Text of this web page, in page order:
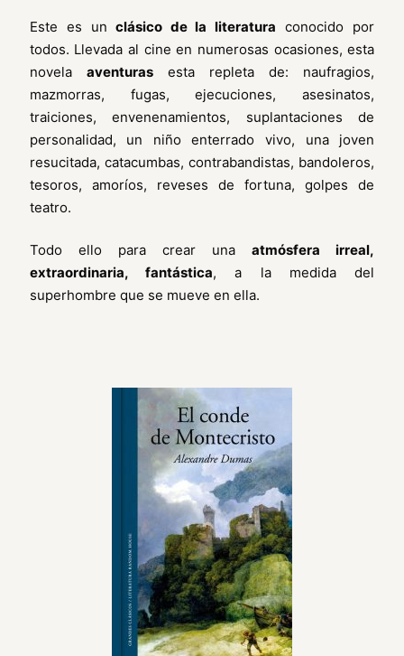
Este es un clásico de la literatura conocido por
todos. Llevada al cine en numerosas ocasiones, esta
novela aventurasesta repleta de: naufragios,
mazmorras, fugas, ejecuciones, asesinatos,
traiciones, envenenamientos, suplantaciones de
personalidad, un niño enterrado vivo, una joven
resucitada, catacumbas, contrabandistas, bandoleros,
tesoros, amoríos, reveses de fortuna, golpes de
teatro.
Todo ello para crear unaatmósfera irreal,
extraordinaria, fantástica, a la medida del
superhombre que se mueve en ella.